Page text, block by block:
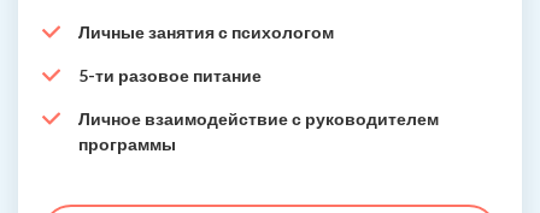
Личные занятия с психологом
5-ти разовое питание
Личное взаимодействие с руководителем
программы